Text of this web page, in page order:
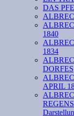
DAS
1840
1834
DORFES
APRIL